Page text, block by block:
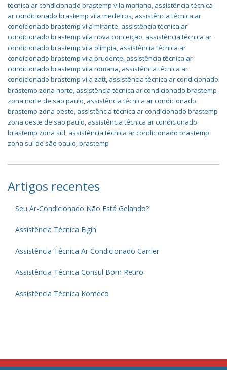
técnica ar condicionado brastemp vila mariana, assistência técnica
ar condicionado brastemp vila medeiros, assistência técnica ar
condicionado brastemp vila mirante, assistência técnica ar
condicionado brastemp vila nova conceição, assistência técnica ar
condicionado brastemp vila olímpia, assistência técnica ar
condicionado brastemp vila prudente, assistência técnica ar
condicionado brastemp vila romana, assistência técnica ar
condicionado brastemp vila zatt, assistência técnica ar condicionado
brastemp zona norte, assistência técnica ar condicionado brastemp
zona norte de são paulo, assistência técnica ar condicionado
brastemp zona oeste, assistência técnica ar condicionado brastemp
zona oeste de são paulo, assistência técnica ar condicionado
brastemp zona sul, assistência técnica ar condicionado brastemp
zona sul de são paulo,brastemp
Artigos recentes
Seu Ar-Condicionado Não Está Gelando?
Assistência Técnica Elgin
Assistência Técnica Ar Condicionado Carrier
Assistência Técnica Consul Bom Retiro
Assistência Técnica Komeco